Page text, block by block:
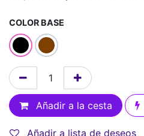
COLOR BASE
Añadir a la cesta
Añadir a lista de deseos